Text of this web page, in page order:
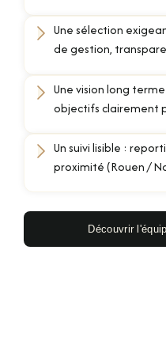
Une sélection
de gestion,
Une vision long
objectifs clairement
Un suivi lisible :
proximité (Rouen /
Découvrir